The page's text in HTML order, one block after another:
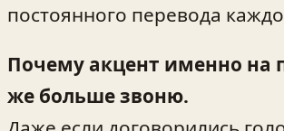
постоянного перевода
Почему акцент именно на
же больше звоню.